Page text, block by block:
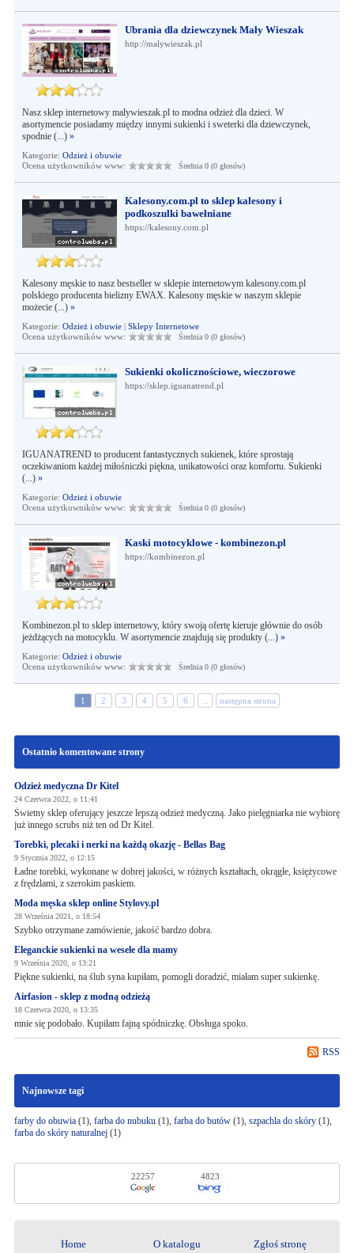
Ubrania dla dziewczynek Mały Wieszak
http://malywieszak.pl
Nasz sklep internetowy malywieszak.pl to modna odzież dla dzieci. W
asortymencie posiadamy między innymi sukienki i sweterki dla dziewczynek,
spodnie (...) »
Kategorie: Odzież i obuwie
Ocena użytkowników www:
Średnia 0 (0 głosów)
Kalesony.com.pl to sklep kalesony i
podkoszulki bawełniane
https://kalesony.com.pl
Kalesony męskie to nasz bestseller w sklepie internetowym kalesony.com.pl
polskiego producenta bielizny EWAX. Kalesony męskie w naszym sklepie
możecie (...) »
Kategorie: Odzież i obuwie| Sklepy Internetowe
Ocena użytkowników www:
Średnia 0 (0 głosów)
Sukienki okolicznościowe, wieczorowe
https://sklep.iguanatrend.pl
IGUANATREND to producent fantastycznych sukienek, które sprostają
oczekiwaniom każdej miłośniczki piękna, unikatowości oraz komfortu. Sukienki
(...) »
Kategorie: Odzież i obuwie
Ocena użytkowników www:
Średnia 0 (0 głosów)
Kaski motocyklowe - kombinezon.pl
https://kombinezon.pl
Kombinezon.pl to sklep internetowy, który swoją ofertę kieruje głównie do osób
jeżdżących na motocyklu. W asortymencie znajdują się produkty (...) »
Kategorie: Odzież i obuwie
Ocena użytkowników www:
Średnia 0 (0 głosów)
1 2 3 4 5 6 następna strona
Ostatnio komentowane strony
Odzież medyczna Dr Kitel
24 Czerwca 2022, o 11:41
Świetny sklep oferujący jeszcze lepszą odzież medyczną. Jako pielęgniarka nie wybiorę
już innego scrubs niż ten od Dr Kitel.
Torebki, plecaki i nerki na każdą okazję - Bellas Bag
9 Stycznia 2022, o 12:15
Ładne torebki, wykonane w dobrej jakości, w różnych kształtach, okrągłe, księżycowe
z frędzlami, z szerokim paskiem.
Moda męska sklep online Stylovy.pl
28 Września 2021, o 18:54
Szybko otrzymane zamówienie, jakość bardzo dobra.
Eleganckie sukienki na wesele dla mamy
9 Września 2020, o 13:21
Piękne sukienki, na ślub syna kupiłam, pomogli doradzić, miałam super sukienkę.
Airfasion - sklep z modną odzieżą
18 Czerwca 2020, o 13:35
mnie się podobało. Kupiłam fajną spódniczkę. Obsługa spoko.
RSS
Najnowsze tagi
farby do obuwia(1), farba do nubuku(1), farba do butów(1), szpachla do skóry(1),
farba do skóry naturalnej(1)
22257 4823
Home O katalogu Zgłoś stronę